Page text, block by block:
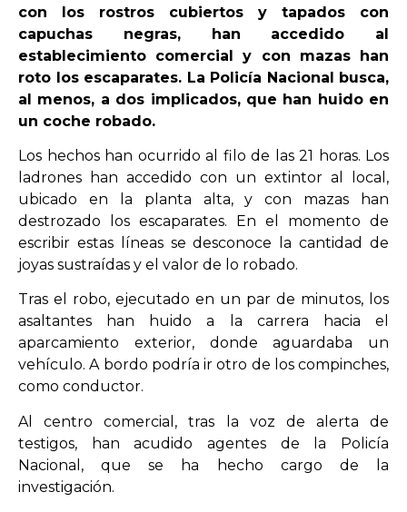
con los rostros cubiertos y tapados con
capuchas negras, han accedido al
establecimiento comercial y con mazas han
roto los escaparates. La Policía Nacional busca,
al menos, a dos implicados, que han huido en
un coche robado.
Los hechos han ocurrido al filo de las 21 horas. Los
ladrones han accedido con un extintor al local,
ubicado en la planta alta, y con mazas han
destrozado los escaparates. En el momento de
escribir estas líneas se desconoce la cantidad de
joyas sustraídas y el valor de lo robado.
Tras el robo, ejecutado en un par de minutos, los
asaltantes han huido a la carrera hacia el
aparcamiento exterior, donde aguardaba un
vehículo. A bordo podría ir otro de los compinches,
como conductor.
Al centro comercial, tras la voz de alerta de
testigos, han acudido agentes de la Policía
Nacional, que se ha hecho cargo de la
investigación.